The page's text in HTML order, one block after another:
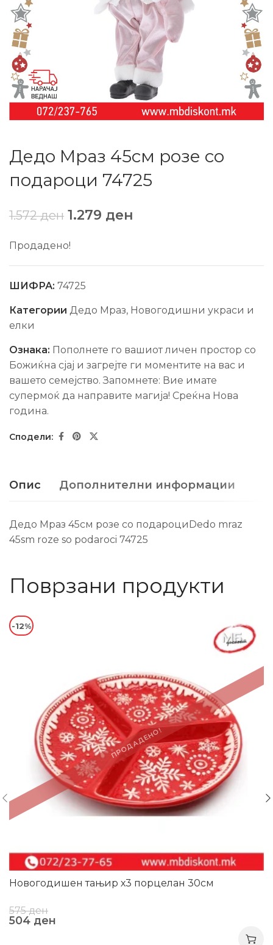
Дедо Мраз 45см розе со
подароци 74725
1.572ден 1.279 ден
Продадено!
ШИФРА: 74725
Категории Дедо Мраз, Новогодишни украси и
елки
Ознака: Пополнете го вашиот личен простор со
Божиќна сјај и загрејте ги моментите на вас и
вашето семејство. Запомнете: Вие имате
супермоќ да направите магија! Среќна Нова
гoдина.
Опис Дополнителни информации
Дедо Мраз 45см розе со подароциDedo mraz
45sm rozе so podaroci 74725
Поврзани продукти
ПРОДАДЕНО!
-12%
Новогодишен тањир х3 порцелан 30см
575ден
504 ден